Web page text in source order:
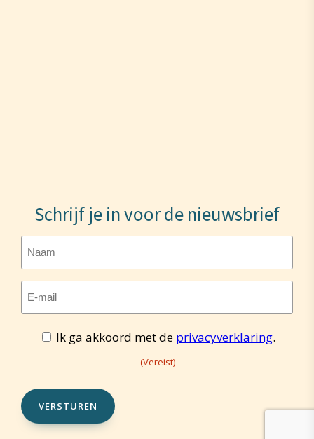
Schrijf je in voor de nieuwsbrief
mailadres
(Vereist)
Toestemming
(Vereist)
Ik ga akkoord met de privacyverklaring.
(Vereist)